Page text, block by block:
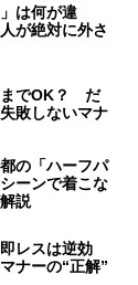
は何が違
が絶対に外さ
までOK？ だ
敗しないマナ
の「ハーフパ
ーンで着こな
説
レスは逆効
ナーの“正解”